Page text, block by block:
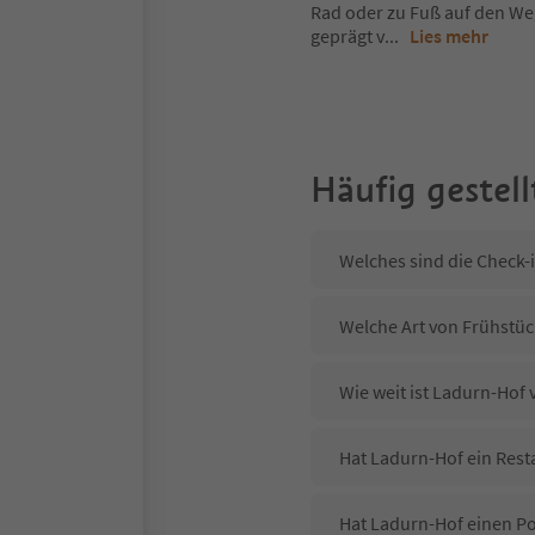
Rad oder zu Fuß auf den
geprägt v... Lies mehr
Häufig
Welches sind die
Welche Art von
Wie weit ist Ladurn-Hof
Hat Ladurn-Hof ein
Hat Ladurn-Hof einen